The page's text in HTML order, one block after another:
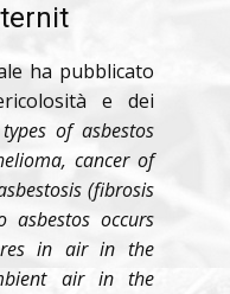
ha pubblicato
e dei
of asbestos
cancer of
(fibrosis
asbestos occurs
in air in the
air in the